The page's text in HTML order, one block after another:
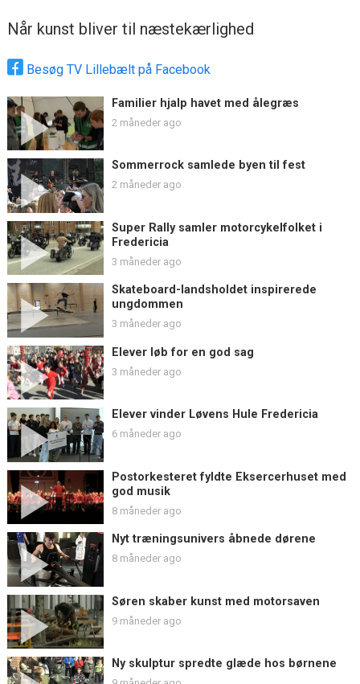
Når kunst bliver til næstekærlighed
Besøg TV Lillebælt på Facebook
Familier hjalp havet med ålegræs
2 måneder ago
Sommerrock samlede byen til fest
2 måneder ago
Super Rally samler motorcykelfolket i
Fredericia
3 måneder ago
Skateboard-landsholdet inspirerede
ungdommen
3 måneder ago
Elever løb for en god sag
3 måneder ago
Elever vinder Løvens Hule Fredericia
6 måneder ago
Postorkesteret fyldte Eksercerhuset med
god musik
8 måneder ago
Nyt træningsunivers åbnede dørene
8 måneder ago
Søren skaber kunst med motorsaven
9 måneder ago
Ny skulptur spredte glæde hos børnene